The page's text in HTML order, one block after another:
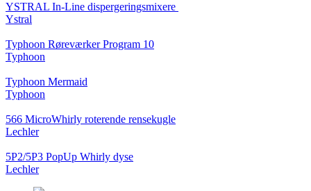
YSTRAL In-Line dispergeringsmixere ‍‍
Ystral
Typhoon Røreværker Program 10
Typhoon
Typhoon Mermaid
Typhoon
566 MicroWhirly roterende rensekugle
Lechler
5P2/5P3 PopUp Whirly dyse
Lechler